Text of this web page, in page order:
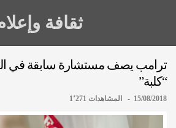
ثقافة
ترامب يصف مستشارة سابقة في
“كلبة”
15/08/2018 - المشاهدات 1٬271